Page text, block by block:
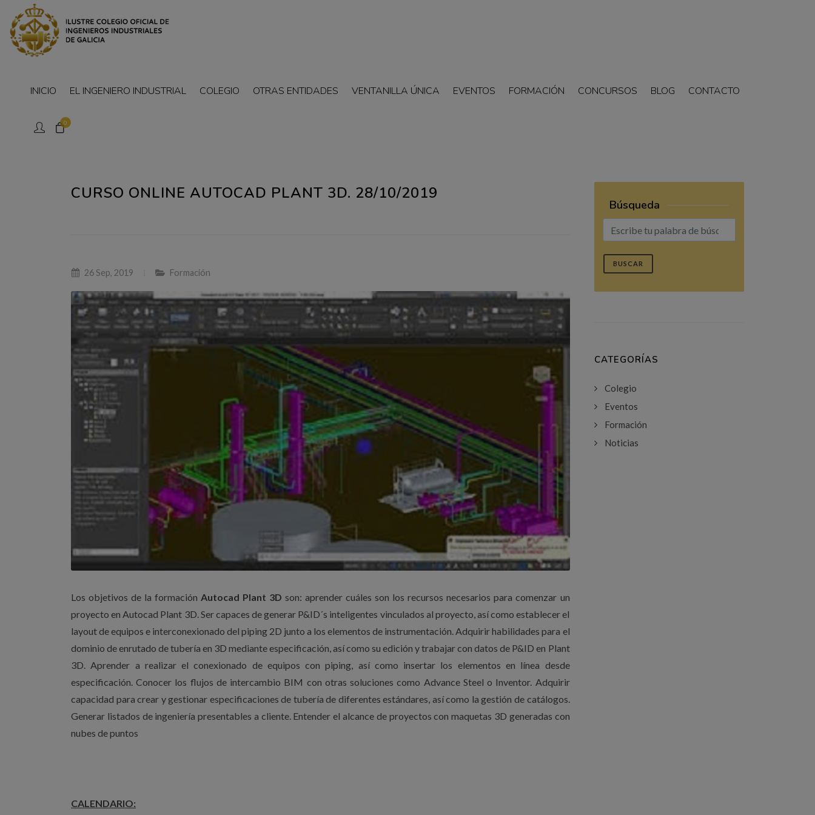
0
INICIO EL INGENIERO INDUSTRIAL COLEGIO OTRAS ENTIDADES VENTANILLA ÚNICA EVENTOS FORMACIÓN CONCURSOS BLOG CONTACTO
CURSO ONLINE AUTOCAD PLANT 3D. 28/10/2019
26 Sep, 2019 Formación
Los objetivos de la formación Autocad Plant 3D son: aprender cuáles son los recursos necesarios para comenzar un
proyecto en Autocad Plant 3D. Ser capaces de generar P&ID´s inteligentes vinculados al proyecto, así como establecer el
layout de equipos e interconexionado del piping 2D junto a los elementos de instrumentación. Adquirir habilidades para el
dominio de enrutado de tubería en 3D mediante especificación, así como su edición y trabajar con datos de P&ID en Plant
3D. Aprender a realizar el conexionado de equipos con piping, así como insertar los elementos en línea desde
especificación. Conocer los flujos de intercambio BIM con otras soluciones como Advance Steel o Inventor. Adquirir
capacidad para crear y gestionar especificaciones de tubería de diferentes estándares, así como la gestión de catálogos.
Generar listados de ingeniería presentables a cliente. Entender el alcance de proyectos con maquetas 3D generadas con
nubes de puntos
CALENDARIO:
Búsqueda
BUSCAR
CATEGORÍAS
Colegio
Eventos
Formación
Noticias